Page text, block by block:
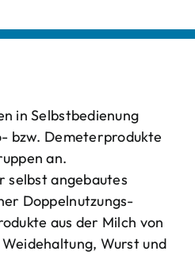
in Selbstbedienung
bzw. Demeterprodukte
an.
selbst angebautes
Doppelnutzungs-
aus der Milch von
Wurst und